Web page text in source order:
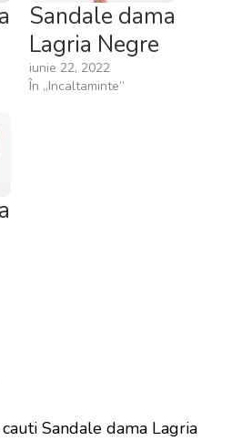
Sandale dama
Lagria Negre
iunie 22, 2022
În „Incaltaminte”
Sandale dama Lagria